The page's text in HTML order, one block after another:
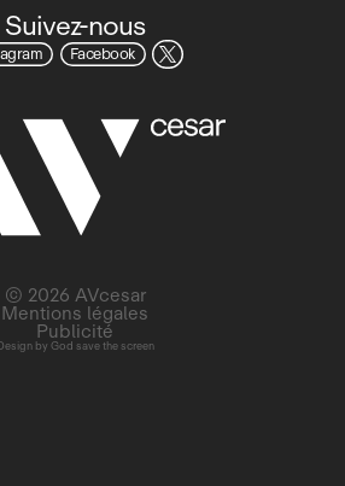
Suivez-nous
Facebook
by God save the screen
© 2026 AVcesar
Mentions légales
Publicité